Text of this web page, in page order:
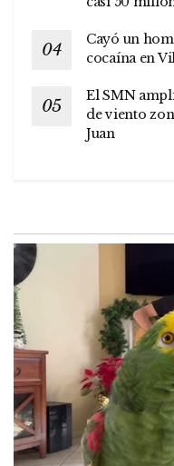
Cayó un
cocaína en
El SMN
de viento
Juan